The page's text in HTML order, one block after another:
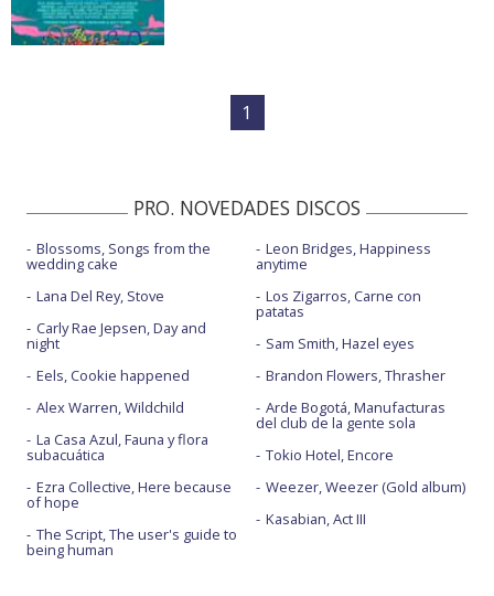
1
PRO. NOVEDADES DISCOS
Blossoms, Songs from the
wedding cake
Lana Del Rey, Stove
Carly Rae Jepsen, Day and
night
Eels, Cookie happened
Alex Warren, Wildchild
La Casa Azul, Fauna y flora
subacuática
Ezra Collective, Here because
of hope
The Script, The user's guide to
being human
Leon Bridges, Happiness
anytime
Los Zigarros, Carne con
patatas
Sam Smith, Hazel eyes
Brandon Flowers, Thrasher
Arde Bogotá, Manufacturas
del club de la gente sola
Tokio Hotel, Encore
Weezer, Weezer (Gold album)
Kasabian, Act III